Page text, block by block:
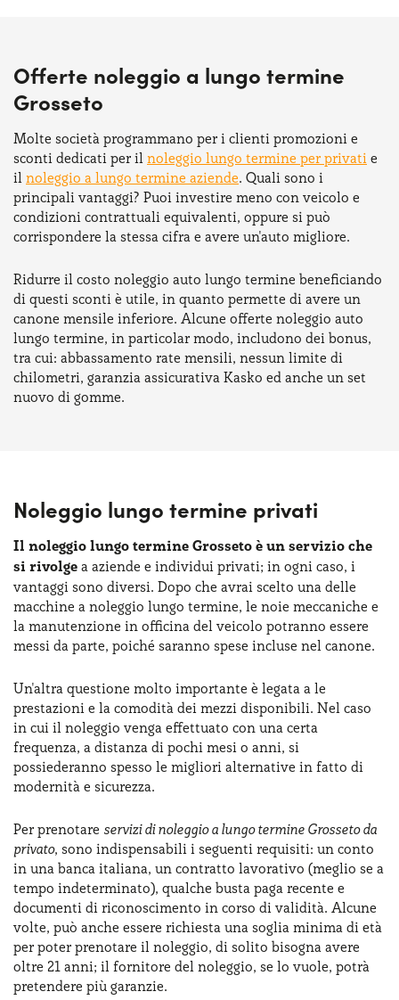
Offerte noleggio a lungo termine
Grosseto
Molte società programmano per i clienti promozioni e
sconti dedicati per il noleggio lungo termine per privati e
il noleggio a lungo termine aziende. Quali sono i
principali vantaggi? Puoi investire meno con veicolo e
condizioni contrattuali equivalenti, oppure si può
corrispondere la stessa cifra e avere un'auto migliore.
Ridurre il costo noleggio auto lungo termine beneficiando
di questi sconti è utile, in quanto permette di avere un
canone mensile inferiore. Alcune offerte noleggio auto
lungo termine, in particolar modo, includono dei bonus,
tra cui: abbassamento rate mensili, nessun limite di
chilometri, garanzia assicurativa Kasko ed anche un set
nuovo di gomme.
Noleggio lungo termine privati
Il noleggio lungo termine Grosseto è un servizio che
si rivolge a aziende e individui privati; in ogni caso, i
vantaggi sono diversi. Dopo che avrai scelto una delle
macchine a noleggio lungo termine, le noie meccaniche e
la manutenzione in officina del veicolo potranno essere
messi da parte, poiché saranno spese incluse nel canone.
Un'altra questione molto importante è legata a le
prestazioni e la comodità dei mezzi disponibili. Nel caso
in cui il noleggio venga effettuato con una certa
frequenza, a distanza di pochi mesi o anni, si
possiederanno spesso le migliori alternative in fatto di
modernità e sicurezza.
Per prenotare servizi di noleggio a lungo termine Grosseto da
privato, sono indispensabili i seguenti requisiti: un conto
in una banca italiana, un contratto lavorativo (meglio se a
tempo indeterminato), qualche busta paga recente e
documenti di riconoscimento in corso di validità. Alcune
volte, può anche essere richiesta una soglia minima di età
per poter prenotare il noleggio, di solito bisogna avere
oltre 21 anni; il fornitore del noleggio, se lo vuole, potrà
pretendere più garanzie.